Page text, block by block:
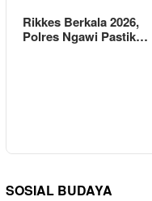
Rikkes Berkala 2026,
Polres Ngawi Pastik…
SOSIAL BUDAYA